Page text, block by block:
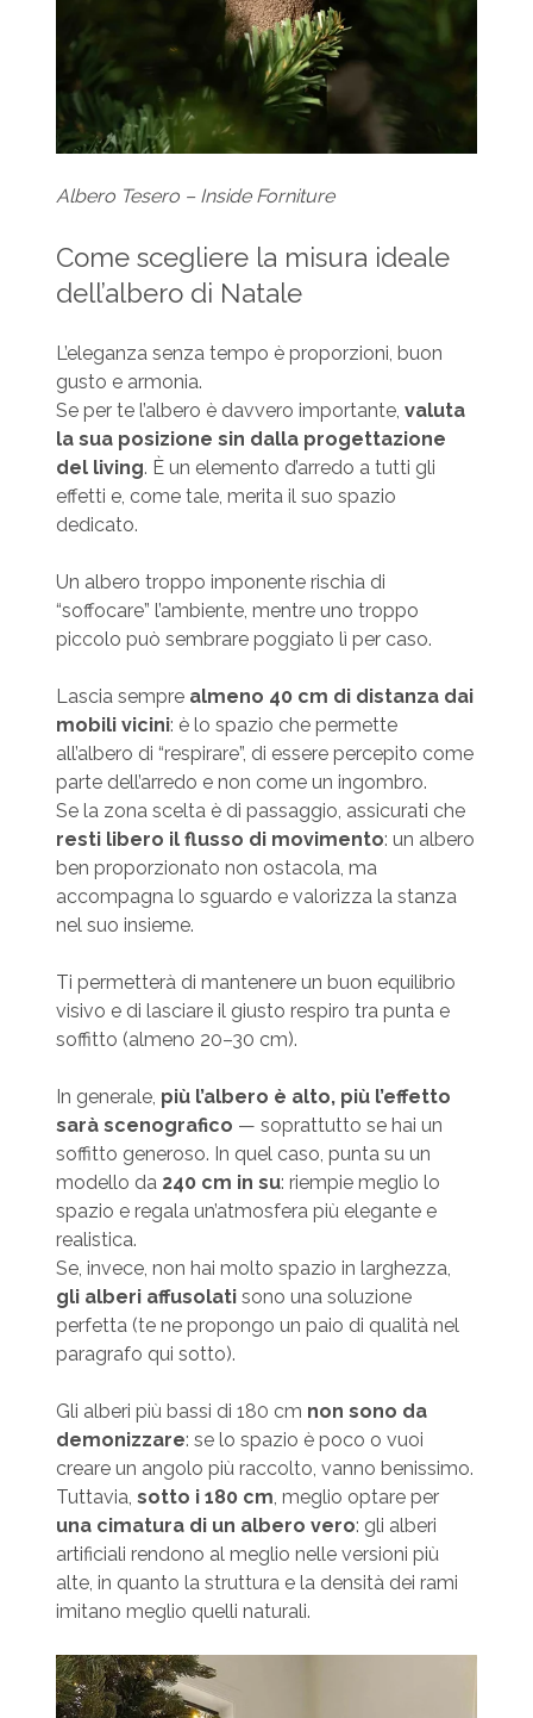
Albero Tesero – Inside Forniture
Come scegliere la misura ideale
dell’albero di Natale
L’eleganza senza tempo è proporzioni, buon
gusto e armonia.
Se per te l’albero è davvero importante, valuta
la sua posizione sin dalla progettazione
del living. È un elemento d’arredo a tutti gli
effetti e, come tale, merita il suo spazio
dedicato.
Un albero troppo imponente rischia di
“soffocare” l’ambiente, mentre uno troppo
piccolo può sembrare poggiato lì per caso.
Lascia sempre almeno 40 cm di distanza dai
mobili vicini: è lo spazio che permette
all’albero di “respirare”, di essere percepito come
parte dell’arredo e non come un ingombro.
Se la zona scelta è di passaggio, assicurati che
resti libero il flusso di movimento: un albero
ben proporzionato non ostacola, ma
accompagna lo sguardo e valorizza la stanza
nel suo insieme.
Ti permetterà di mantenere un buon equilibrio
visivo e di lasciare il giusto respiro tra punta e
soffitto (almeno 20–30 cm).
In generale, più l’albero è alto, più l’effetto
sarà scenografico — soprattutto se hai un
soffitto generoso. In quel caso, punta su un
modello da 240 cm in su: riempie meglio lo
spazio e regala un’atmosfera più elegante e
realistica.
Se, invece, non hai molto spazio in larghezza,
gli alberi affusolatisono una soluzione
perfetta (te ne propongo un paio di qualità nel
paragrafo qui sotto).
Gli alberi più bassi di 180 cm non sono da
demonizzare: se lo spazio è poco o vuoi
creare un angolo più raccolto, vanno benissimo.
Tuttavia, sotto i 180 cm, meglio optare per
una cimatura di un albero vero: gli alberi
artificiali rendono al meglio nelle versioni più
alte, in quanto la struttura e la densità dei rami
imitano meglio quelli naturali.